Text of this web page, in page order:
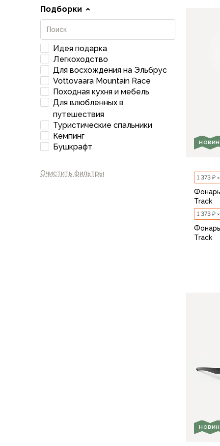
Для бивуака, чуни
Мембранные носки
Неопреновые носки
Ремни брючные
Уход за одеждой
Снаряжение
Палатки и тенты
1-местные
2-местные
3-местные
Более 5 мест
Тенты
Аксессуары
Спальные мешки
Подборки
Идея подарка
Легкоходство
Для восхождения на Эльбрус
Vottovaara Mountain Race
Походная кухня и мебель
Для влюбленных в
путешествия
Туристические спальники
Кемпинг
Бушкрафт
Очистить фильтры
1 373 ₽
Track
1 373 ₽
Track